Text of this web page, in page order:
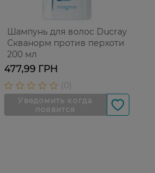
Шампунь для волос Ducray
Скванорм против перхоти
200 мл
477,99 ГРН